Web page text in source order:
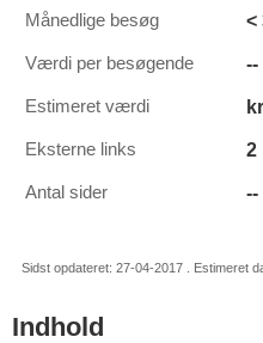
Månedlige besøg <
Værdi per besøgende --
Estimeret værdi
Eksterne links 2
Antal sider --
Sidst opdateret: 27-04-2017 . Estimeret
Indhold